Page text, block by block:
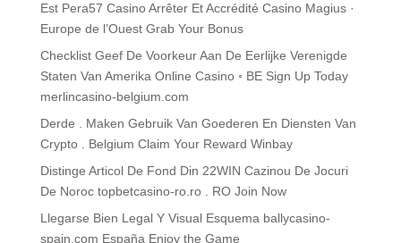
Est Pera57 Casino Arrêter Et Accrédité Casino Magius ·
Europe de l’Ouest Grab Your Bonus
Checklist Geef De Voorkeur Aan De Eerlijke Verenigde
Staten Van Amerika Online Casino ◦ BE Sign Up Today
merlincasino-belgium.com
Derde . Maken Gebruik Van Goederen En Diensten Van
Crypto . Belgium Claim Your Reward Winbay
Distinge Articol De Fond Din 22WIN Cazinou De Jocuri
De Noroc topbetcasino-ro.ro . RO Join Now
Llegarse Bien Legal Y Visual Esquema ballycasino-
spain.com España Enjoy the Game